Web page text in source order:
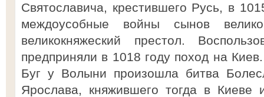
Святославича, крестившего Русь, в
междоусобные войны сынов
великокняжеский престол.
предприняли в 1018 году поход на
Буг у Волыни произошла битва
Ярослава, княжившего тогда в Киеве